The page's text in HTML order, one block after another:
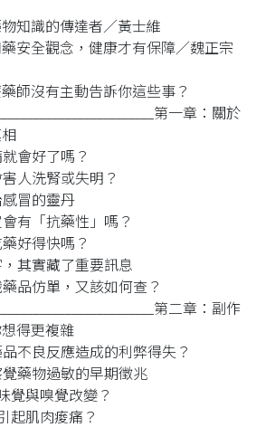
知識的傳達者／黃士維
安全觀念，健康才有保障／魏正宗
沒有主動告訴你這些事？
第一章：關於
會好了嗎？
人洗腎或失明？
冒的靈丹
有「抗藥性」嗎？
好得快嗎？
其實藏了重要訊息
品仿單，又該如何查？
第二章：副作
得更複雜
不良反應造成的利弊得失？
藥物過敏的早期徵兆
覺與嗅覺改變？
起肌肉痠痛？